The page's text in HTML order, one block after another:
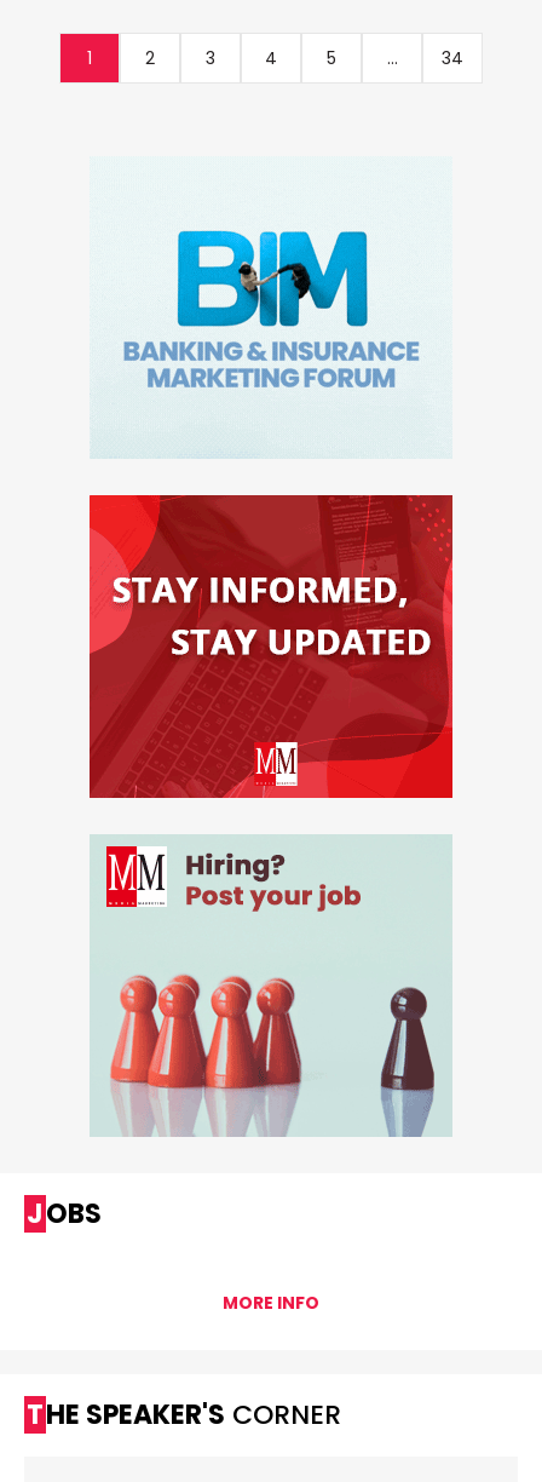
1 2 3 4 5 ... 34
JOBS
MORE INFO
THE SPEAKER'S CORNER